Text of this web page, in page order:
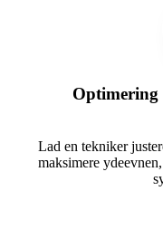
Optimering
Lad en tekniker
maksimere